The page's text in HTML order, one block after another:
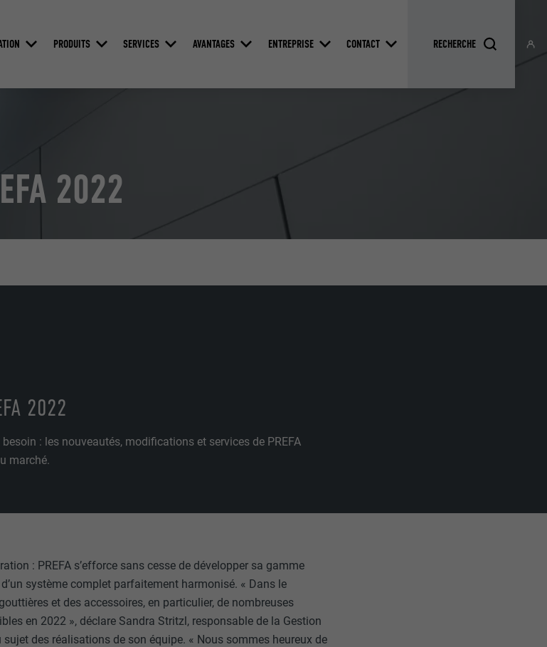
PRODUITS SERVICES AVANTAGES ENTREPRISE CONTACT
2022
2022
: les nouveautés, modifications et services de PREFA
marché.
: PREFA s’efforce sans cesse de développer sa gamme
système complet parfaitement harmonisé. « Dans le
et des accessoires, en particulier, de nombreuses
en 2022 », déclare Sandra Stritzl, responsable de la Gestion
sujet des réalisations de son équipe. « Nous sommes heureux de